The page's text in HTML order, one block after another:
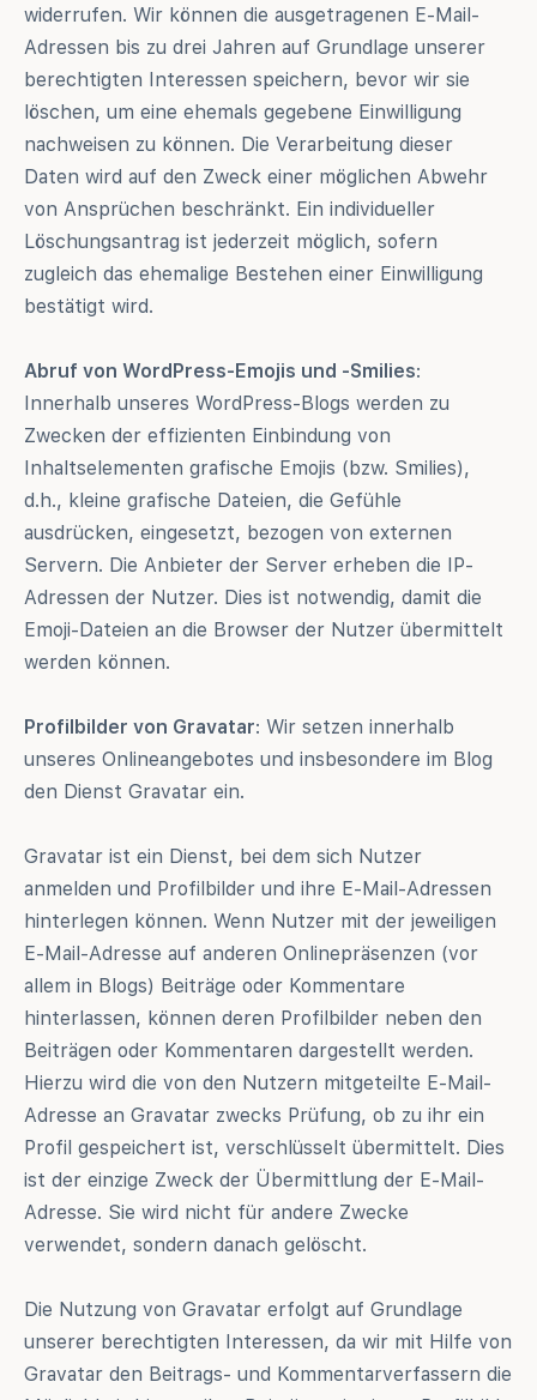
widerrufen. Wir können die ausgetragenen E-Mail-
Adressen bis zu drei Jahren auf Grundlage unserer
berechtigten Interessen speichern, bevor wir sie
löschen, um eine ehemals gegebene Einwilligung
nachweisen zu können. Die Verarbeitung dieser
Daten wird auf den Zweck einer möglichen Abwehr
von Ansprüchen beschränkt. Ein individueller
Löschungsantrag ist jederzeit möglich, sofern
zugleich das ehemalige Bestehen einer Einwilligung
bestätigt wird.
Abruf von WordPress-Emojis und -Smilies:
Innerhalb unseres WordPress-Blogs werden zu
Zwecken der effizienten Einbindung von
Inhaltselementen grafische Emojis (bzw. Smilies),
d.h., kleine grafische Dateien, die Gefühle
ausdrücken, eingesetzt, bezogen von externen
Servern. Die Anbieter der Server erheben die IP-
Adressen der Nutzer. Dies ist notwendig, damit die
Emoji-Dateien an die Browser der Nutzer übermittelt
werden können.
Profilbilder von Gravatar: Wir setzen innerhalb
unseres Onlineangebotes und insbesondere im Blog
den Dienst Gravatar ein.
Gravatar ist ein Dienst, bei dem sich Nutzer
anmelden und Profilbilder und ihre E-Mail-Adressen
hinterlegen können. Wenn Nutzer mit der jeweiligen
E-Mail-Adresse auf anderen Onlinepräsenzen (vor
allem in Blogs) Beiträge oder Kommentare
hinterlassen, können deren Profilbilder neben den
Beiträgen oder Kommentaren dargestellt werden.
Hierzu wird die von den Nutzern mitgeteilte E-Mail-
Adresse an Gravatar zwecks Prüfung, ob zu ihr ein
Profil gespeichert ist, verschlüsselt übermittelt. Dies
ist der einzige Zweck der Übermittlung der E-Mail-
Adresse. Sie wird nicht für andere Zwecke
verwendet, sondern danach gelöscht.
Die Nutzung von Gravatar erfolgt auf Grundlage
unserer berechtigten Interessen, da wir mit Hilfe von
Gravatar den Beitrags- und Kommentarverfassern die